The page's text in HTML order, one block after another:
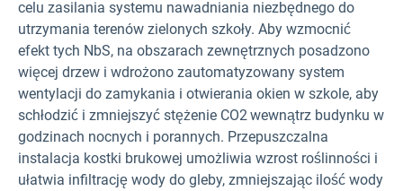
celu zasilania systemu nawadniania niezbędnego do
utrzymania terenów zielonych szkoły. Aby wzmocnić
efekt tych NbS, na obszarach zewnętrznych posadzono
więcej drzew i wdrożono zautomatyzowany system
wentylacji do zamykania i otwierania okien w szkole, aby
schłodzić i zmniejszyć stężenie CO2wewnątrz budynku w
godzinach nocnych i porannych. Przepuszczalna
instalacja kostki brukowej umożliwia wzrost roślinności i
ułatwia infiltrację wody do gleby, zmniejszając ilość wody